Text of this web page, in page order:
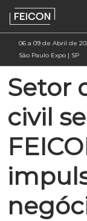
Pular
para
o
conteúdo
06 a 09 de Abril de
São Paulo Expo | SP
Setor
civil